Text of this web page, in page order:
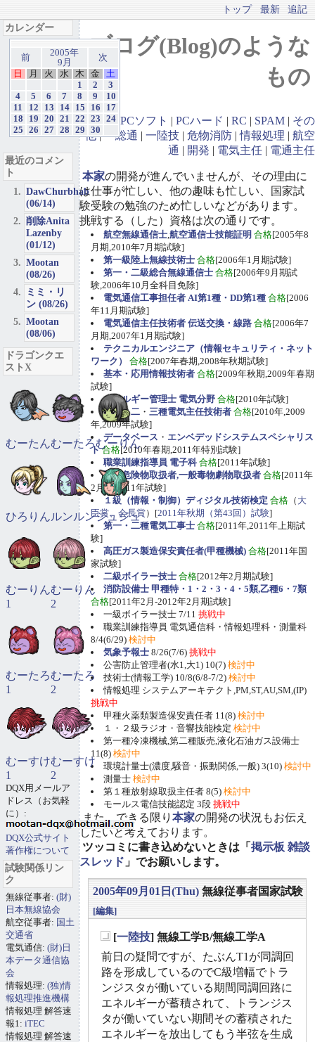
トップ 最新 追記
ブログ(Blog)のような
もの
GBA| PCソフト | PCハード | RC | SPAM | その
他|一総通 | 一陸技 | 危物消防 |情報処理 | 航空
通 | 開発 | 電気主任 | 電通主任
本家の開発が進んでいませんが、その理由に
は仕事が忙しい、他の趣味も忙しい、国家試
験受験の勉強のため忙しいなどがあります。
挑戦する（した）資格は次の通りです。
航空無線通信士,航空通信士技能証明 合格[2005年8
月期,2010年7月期試験]
第一級陸上無線技術士 合格[2006年1月期試験]
第一・二級総合無線通信士 合格[2006年9月期試
験,2006年10月全科目免除]
電気通信工事担任者 AI第1種・DD第1種 合格[2006
年11月期試験]
電気通信主任技術者 伝送交換・線路 合格[2006年7
月期,2007年1月期試験]
テクニカルエンジニア（情報セキュリティ・ネット
ワーク）
合格[2007年春期,2008年秋期試験]
基本・応用情報技術者 合格[2009年秋期,2009年春期
試験]
エネルギー管理士 電気分野 合格[2010年試験]
第一・二 ・ 三種電気主任技術者 合格[2010年,2009
年,2009年試験]
データベース ・ エンベデッドシステムスペシャリス
ト 合格[2010年春期,2011年特別試験]
職業訓練指導員 電子科 合格[2011年試験]
甲種危険物取扱者,一般毒物劇物取扱者 合格[2011年
2月期,2011年試験]
１級（情報・制御）ディジタル技術検定 合格 （ 大
臣賞、会長賞）[2011年秋期（第43回）試験]
第一・二種電気工事士 合格[2011年,2011年上期試
験]
高圧ガス製造保安責任者(甲種機械) 合格[2011年国
家試験]
二級ボイラー技士 合格[2012年2月期試験]
消防設備士 甲種特・1・2・3・4・5類,乙種6・7類
合格[2011年2月-2012年2月期試験]
一級ボイラー技士 7/11 挑戦中
職業訓練指導員 電気通信科・情報処理科・測量科
8/4(6/29) 検討中
気象予報士 8/26(7/6) 挑戦中
公害防止管理者(水1,大1) 10(7) 検討中
技術士(情報工学) 10/8(6/8-7/2) 検討中
情報処理 システムアーキテクト,PM,ST,AU,SM,(IP)
挑戦中
甲種火薬類製造保安責任者 11(8) 検討中
１・２級ラジオ・音響技能検定 検討中
第一種冷凍機械,第二種販売,液化石油ガス設備士
11(8) 検討中
環境計量士(濃度,騒音・振動関係,一般) 3(10) 検討中
測量士 検討中
第１種放射線取扱主任者 8(5) 検討中
モールス電信技能認定 3段 挑戦中
また、できる限り 本家の開発の状況もお伝え
したいと考えております。
ツッコミに書き込めないときは「 掲示板 雑談
スレッド 」でお願いします。
2005年09月01日(Thu) 無線従事者国家試験
[編集]
[一陸技] 無線工学B/無線工学A
前日の疑問ですが、たぶんT1が同調回
路を形成しているのでC級増幅でトラ
ンジスタが働いている期間同調回路に
エネルギーが蓄積されて、トランジス
タが働いていない期間その蓄積された
エネルギーを放出してもう半弦を生成
カレンダー
前
2005年
9月
次
日
月 火 水 木 金
土
1
2
3
4
5 6 7 8 9
10
11
12 13 14 15 16
17
18
19 20 21 22 23
24
25
26 27 28 29 30
最近のコメン
ト
DawChurbhab
(06/14)
削除Anita
Lazenby
(01/12)
Mootan
(08/26)
ミミ・リ
ン (08/26)
Mootan
(08/06)
ドラゴンクエ
ストX
むーたんむーたろむーりん
ひろりんルンルンジュジュ
むーりん
1
むーりん
2
むーたろ
1
むーたろ
2
むーすけ
1
むーすけ
2
DQX用メールア
ドレス（お気軽
に）:
DQX公式サイト
著作権について
試験関係リン
ク
無線従事者: (財)
日本無線協会
航空従事者: 国土
交通省
電気通信: (財)日
本データ通信協
会
情報処理: (独)情
報処理推進機構
情報処理 解答速
報1: iTEC
情報処理 解答速